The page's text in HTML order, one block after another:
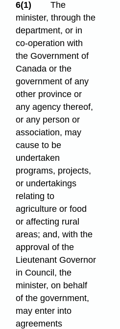
6(1)
The
minister, through the
department, or in
co-operation with
the Government of
Canada or the
government of any
other province or
any agency thereof,
or any person or
association, may
cause to be
undertaken
programs, projects,
or undertakings
relating to
agriculture or food
or affecting rural
areas; and, with the
approval of the
Lieutenant Governor
in Council, the
minister, on behalf
of the government,
may enter into
agreements